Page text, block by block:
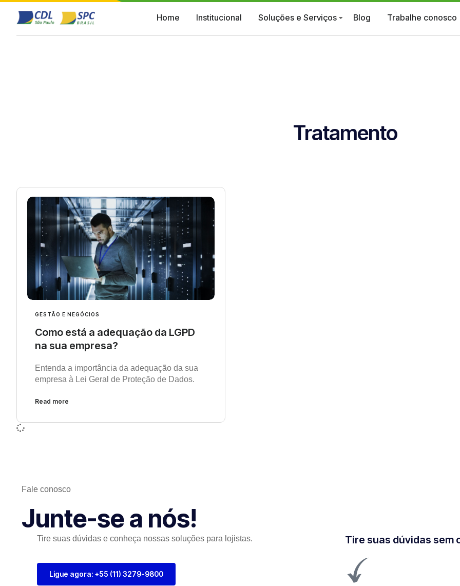
Home Institucional Soluções e Serviços Blog Trabalhe conosco
Tratamento
GESTÃO E NEGÓCIOS
Como está a adequação da LGPD
na sua empresa?
Entenda a importância da adequação da sua
empresa à Lei Geral de Proteção de Dados.
Read more
Fale conosco
Junte-se a nós!
Tire suas dúvidas e conheça nossas soluções para lojistas.
Ligue agora: +55 (11) 3279-9800
Tire suas dúvidas sem